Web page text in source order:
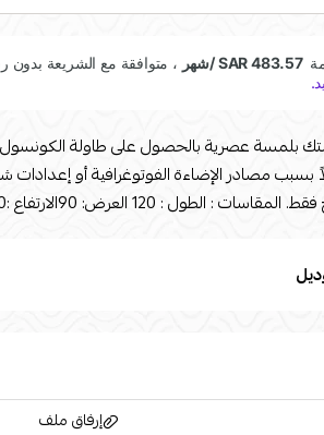
بلمسة عصرية بالحصول على طاولة
بسبب مصادر الإضاءة الفوتوغرافية أو
: الطول : 120 العرض: 90الارتفاع :40
إرفاق ملف